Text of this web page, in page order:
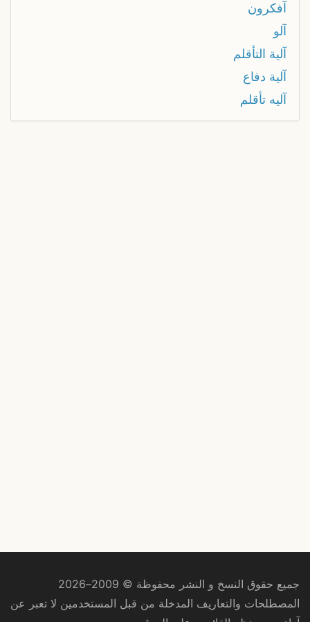
آفكرون
آلو
آلية التأقلم
آلية دفاع
آليه تأقلم
جميع حقوق النسخ و النشر محفوظة © 2009–2026
المصطلحات والتعاريف المدخلة من قبل المستخدمين لا تعبر عن